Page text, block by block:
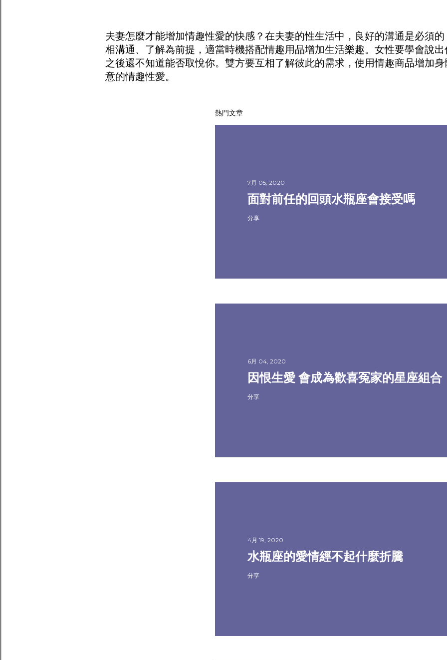
夫妻怎麼才能增加情趣性愛的快感？在夫妻的性生活中，良好的溝通是必須
相溝通、了解為前提，適當時機搭配情趣用品增加生活樂趣。女性要學會說
之後還不知道能否取悅你。雙方要互相了解彼此的需求，使用情趣商品增加
意的情趣性愛。
熱門文章
7月 05, 2020
面對前任的回頭水瓶座會接受嗎
分享
6月 04, 2020
因恨生愛 會成為歡喜冤家的星座組合
分享
4月 19, 2020
水瓶座的愛情經不起什麼折騰
分享